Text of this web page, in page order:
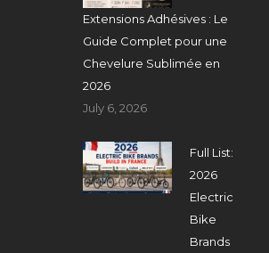
Extensions Adhésives : Le
Guide Complet pour une
Chevelure Sublimée en
2026
July 6, 2026
Full List:
2026
Electric
Bike
Brands